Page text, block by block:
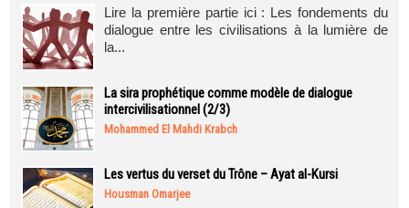
Lire la première partie ici : Les fondements du
dialogue entre les civilisations à la lumière de
la...
La sira prophétique comme modèle de dialogue
intercivilisationnel (2/3)
Mohammed El Mahdi Krabch
Les vertus du verset du Trône – Ayat al-Kursi
Housman Omarjee